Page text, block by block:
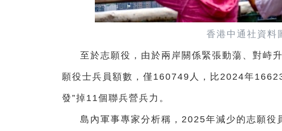
香港中通社資料
至於志願役，由於兩岸關係緊張動蕩、對峙
願役士兵員額數，僅160749人，比2024年
發”掉11個聯兵營兵力。
島內軍事專家分析稱，2025年減少的志願役